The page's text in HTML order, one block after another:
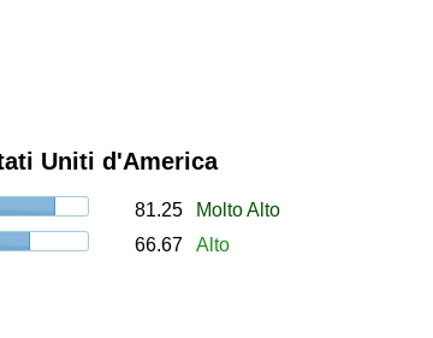
Uniti d'America
81.25
Molto Alto
66.67 Alto